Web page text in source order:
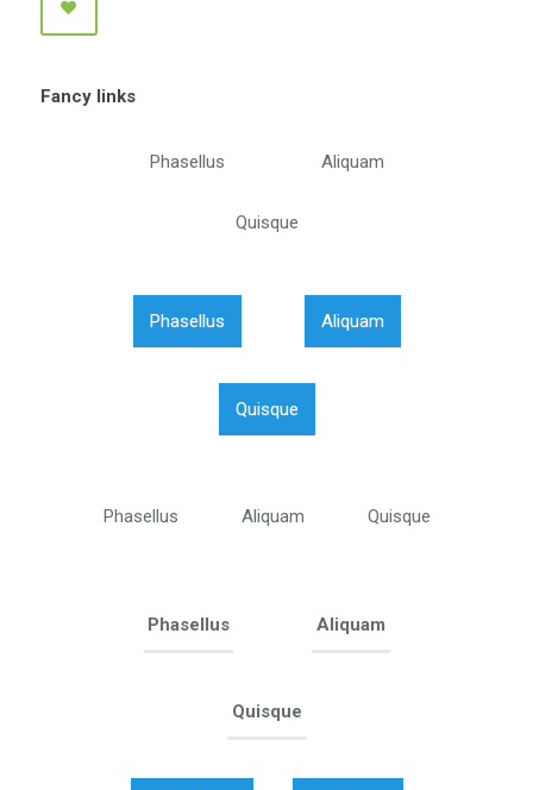
Fancy links
Phasellus Aliquam
Quisque
Phasellus Aliquam
Quisque
Phasellus Aliquam Quisque
Phasellus Aliquam
Quisque